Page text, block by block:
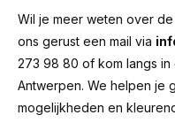
Wil je meer weten over de
ons gerust een mail via
273 98 80 of kom langs
Antwerpen. We helpen je
mogelijkheden en